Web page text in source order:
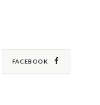
FACEBOOK